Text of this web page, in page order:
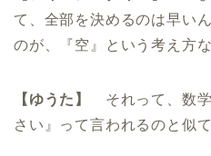
て、全部を決めるのは早い
のが、『空』という考え方な
【ゆうた】 それって、数
さい』って言われるのと似て